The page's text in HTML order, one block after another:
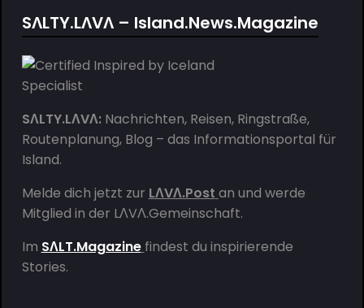
SΛLTY.LΛVΛ – Island.News.Magazine
SΛLTY.LΛVΛ:Nachrichten, Reisen, Ringstraße,
Routenplanung, Blog – das Informationsportal für
Island.
Melde dich jetzt zur LΛVΛ.Post an und werde
Mitglied in der LΛVΛ.Gemeinschaft.
Im SΛLT.Magazine findest du inspirierende
Stories.